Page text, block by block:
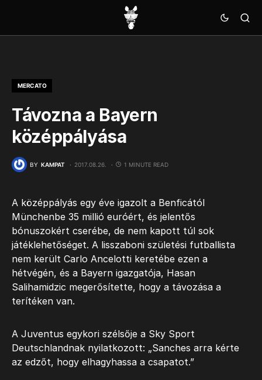
MERCATO
Távozna a Bayern
középpályása
BY KAMPAT 2017.08.26. 1 MINUTE READ
A középpályás egy éve igazolt a Benficától
Münchenbe 35 millió euróért, és jelentős
bónuszokért cserébe, de nem kapott túl sok
játéklehetőséget. A lisszaboni születési futballista
nem került Carlo Ancelotti keretébe ezen a
hétvégén, és a Bayern igazgatója, Hasan
Salihamidzic megerősítette, hogy a távozása a
terítéken van.
A Juventus egykori szélsője a Sky Sport
Deutschlandnak nyilatkozott: „Sanches arra kérte
az edzőt, hogy elhagyhassa a csapatot.”